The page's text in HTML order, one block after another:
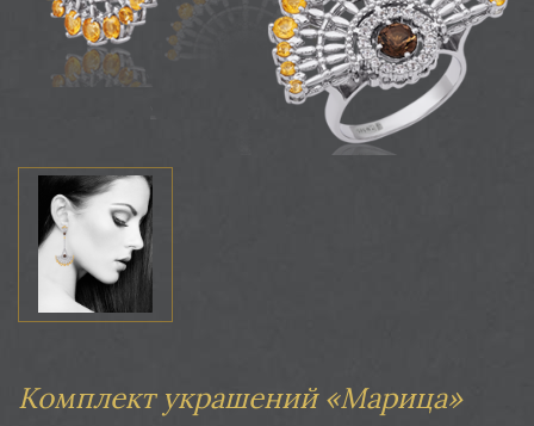
Комплект украшений «Марица»